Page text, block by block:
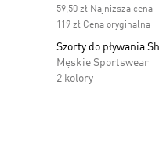
59,50 zł Najniższa cena
119 zł Cena oryginalna
Szorty do pływania
Męskie Sportswear
2 kolory